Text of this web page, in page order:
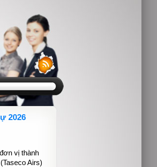
2026
vị thành
Airs)